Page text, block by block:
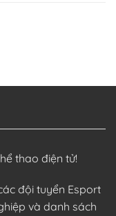
thao điện tử!
đội tuyển Esport
và danh sách